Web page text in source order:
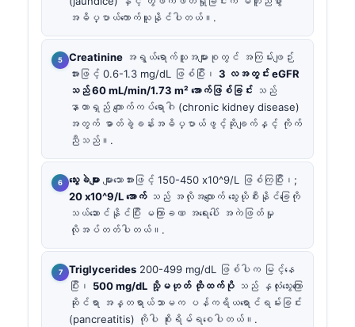
အဓိပ္ပာယ်ကောက်ယူနိုင်ပါတယ်။.
Creatinine အရွယ်ရောက်သူအများစုတွင် အကြမ်းဖျဉ်း
အားဖြင့် 0.6-1.3 mg/dL ဖြစ်ပြီး၊ 3 လအတွင်း eGFR
သည် 60 mL/min/1.73 m² အောက်ဖြစ်ခြင်း သည်
နာတာရှည် ကျောက်ကပ်ရောဂါ (chronic kidney disease)
အတွက် ဓာတ်ခွဲခန်းအဓိပ္ပာယ်ဖွင့်ဆိုချက်နှင့် ကိုက်
ညီသည်။.
သွေးခဲများ များသောအားဖြင့် 150-450 x10^9/L ဖြစ်ကြပြီး၊;
20 x10^9/L အောက်သည် အလိုအလျောက် သွေးယိုစီးနိုင်ခြေကို
သယ်ဆောင်နိုင်ပြီး မကြာခဏ အရေးပေါ် အကဲဖြတ်မှု
လိုအပ်တတ်ပါတယ်။.
Triglycerides 200-499 mg/dL ဖြစ်ပါက မြင့်နေ
ပြီး၊ 500 mg/dL သို့မဟုတ် ထိုထက်ပို သည် နှလုံးသွေးကြော
ဆိုင်ရာ အန္တရာယ်သာမက ပန်ကရိယရောင်ရမ်းခြင်း
(pancreatitis) ကိုပါ စိုးရိမ်ရစေပါတယ်။.